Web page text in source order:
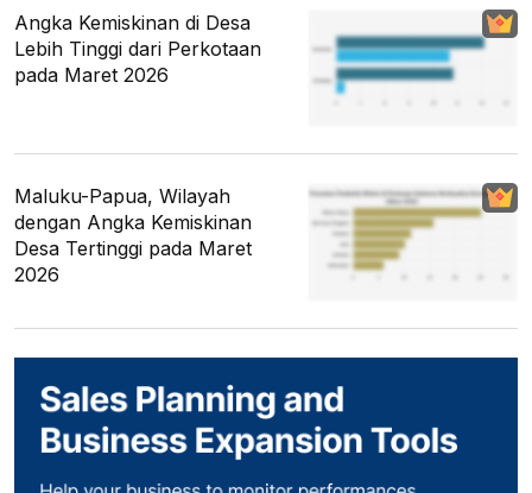
Angka Kemiskinan di Desa
Lebih Tinggi dari Perkotaan
pada Maret 2026
Maluku-Papua, Wilayah
dengan Angka Kemiskinan
Desa Tertinggi pada Maret
2026